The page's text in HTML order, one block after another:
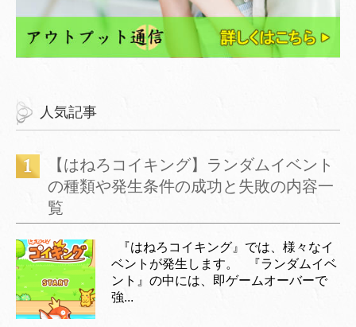
人気記事
【はねろコイキング】ランダムイベント
の種類や発生条件の成功と失敗の内容一
覧
『はねろコイキング』では、様々なイ
ベントが発生します。 『ランダムイベ
ント』の中には、即ゲームオーバーで
強...